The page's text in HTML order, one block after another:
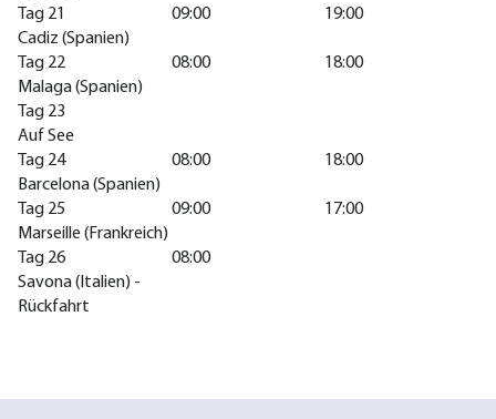
Tag 21
Cadiz (Spanien)
09:00 19:00
Tag 22
Malaga (Spanien)
08:00 18:00
Tag 23
Auf See
Tag 24
Barcelona (Spanien)
08:00 18:00
Tag 25
Marseille (Frankreich)
09:00 17:00
Tag 26
Savona (Italien) -
Rückfahrt
08:00